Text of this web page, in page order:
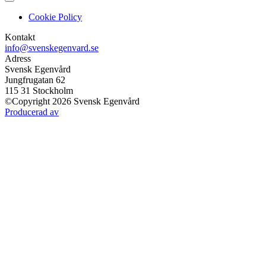
Cookie Policy
Kontakt
info@svenskegenvard.se
Adress
Svensk Egenvård
Jungfrugatan 62
115 31 Stockholm
©Copyright 2026 Svensk Egenvård
Producerad av